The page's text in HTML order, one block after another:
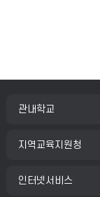
관내학교
지역교육지원청
인터넷서비스